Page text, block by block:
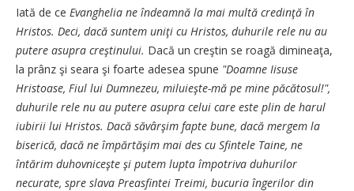
Iată de ce Evanghelia ne îndeamnă la mai multă credinţă în
Hristos. Deci, dacă suntem uniţi cu Hristos, duhurile rele nu au
putere asupra creştinului. Dacă un creştin se roagă dimineaţa,
la prânz şi seara şi foarte adesea spune "Doamne Iisuse
Hristoase, Fiul lui Dumnezeu, miluieşte-mă pe mine păcătosul!",
duhurile rele nu au putere asupra celui care este plin de harul
iubirii lui Hristos. Dacă săvârşim fapte bune, dacă mergem la
biserică, dacă ne împărtăşim mai des cu Sfintele Taine, ne
întărim duhovniceşte şi putem lupta împotriva duhurilor
necurate, spre slava Preasfintei Treimi, bucuria îngerilor din